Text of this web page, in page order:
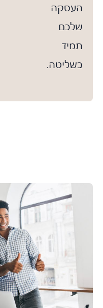
העסקה
שלכם
תמיד
בשליטה.